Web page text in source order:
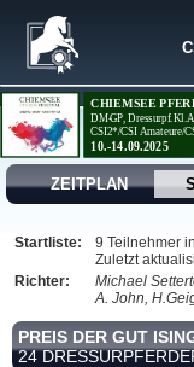
ZEITPLAN
Startliste:
9 Teilnehmer
Zuletzt
Richter:
Michael
A. John,
PREIS DER GUT
24